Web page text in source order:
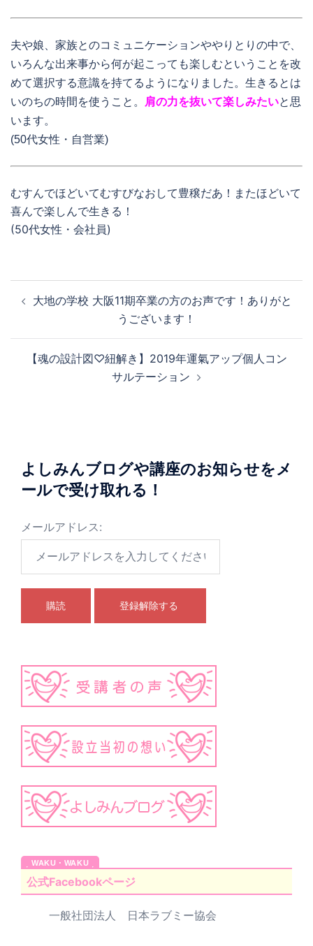
夫や娘、家族とのコミュニケーションややりとりの中で、
いろんな出来事から何が起こっても楽しむということを改
めて選択する意識を持てるようになりました。生きるとは
いのちの時間を使うこと。 肩の力を抜いて楽しみたいと思
います。
(50代女性・自営業)
むすんでほどいてむすびなおして豊穣だあ！またほどいて
喜んで楽しんで生きる！
(50代女性・会社員)
ナ
ン
大地の学校 大阪11期卒業の方のお声です！ありがと
うございます！
【魂の設計図♡紐解き】2019年運氣アップ個人コン
サルテーション
よしみんブログや講座のお知らせをメ
ールで受け取れる！
メールアドレス:
公式Facebookページ
一般社団法人 日本ラブミー協会